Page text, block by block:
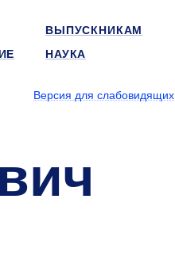
ВЫПУСКНИКАМ
НАУКА
Версия для слабовидящих